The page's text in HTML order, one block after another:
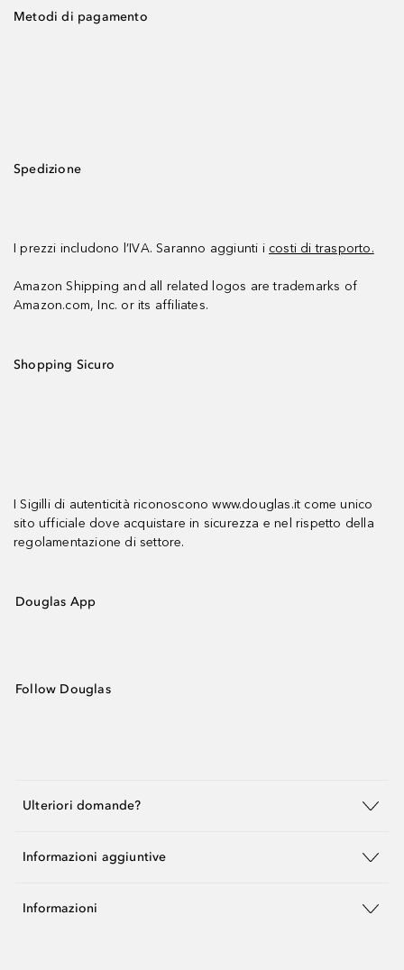
Metodi di pagamento
Spedizione
I prezzi includono l’IVA. Saranno aggiunti i costi di trasporto.
Amazon Shipping and all related logos are trademarks of
Amazon.com, Inc. or its affiliates.
Shopping Sicuro
I Sigilli di autenticità riconoscono www.douglas.it come unico
sito ufficiale dove acquistare in sicurezza e nel rispetto della
regolamentazione di settore.
Douglas App
Follow Douglas
Ulteriori domande?
Informazioni aggiuntive
Informazioni